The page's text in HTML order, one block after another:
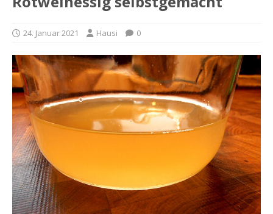
24. Januar 2021 Hausi 0